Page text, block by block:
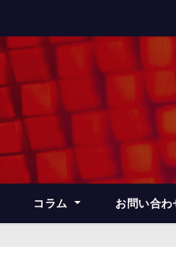
コラム お問い合わ